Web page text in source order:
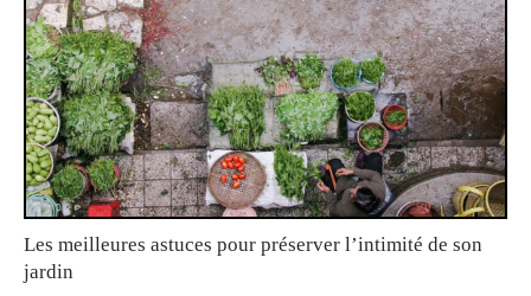
Les meilleures astuces pour préserver l’intimité de son
jardin